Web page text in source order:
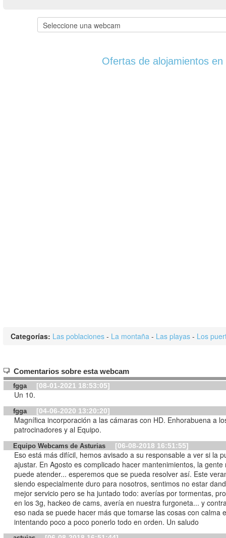
Ofertas de alojamientos en
Categorías: Las poblaciones - La montaña - Las playas - Los
Comentarios sobre esta webcam
fgga [08-01-2021 18:53:05]
Un 10.
fgga [04-06-2020 13:20:20]
Magnífica incorporación a las cámaras con HD. Enhorabuena a
patrocinadores y al Equipo.
Equipo Webcams de Asturias [06-08-2018 16:51:55]
Eso está más difícil, hemos avisado a su responsable a ver si la
ajustar. En Agosto es complicado hacer mantenimientos, la gente
puede atender... esperemos que se pueda resolver así. Este
siendo especialmente duro para nosotros, sentimos no estar
mejor servicio pero se ha juntado todo: averías por tormentas,
en los 3g, hackeo de cams, avería en nuestra furgoneta... y
eso nada se puede hacer más que tomarse las cosas con calma
intentando poco a poco ponerlo todo en orden. Un saludo